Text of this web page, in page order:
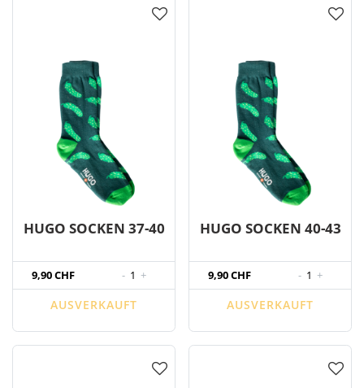
HUGO SOCKEN 37-40
9,90 CHF - 1 +
AUSVERKAUFT
HUGO SOCKEN 40-43
9,90 CHF - 1 +
AUSVERKAUFT